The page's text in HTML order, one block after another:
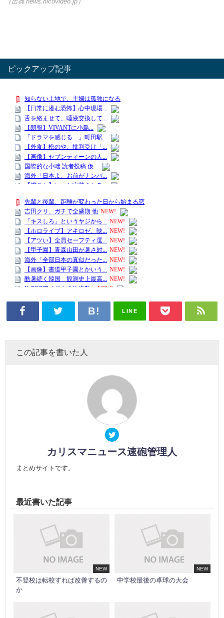
（出典 news.nicovideo.jp）
ピックアップ記事
LINE
この記事を書いた人
カリスマニュース速砲管理人
まとめサイトです。
最近書いた記事
NEW
不登校は転校すれば改善するの
か
NEW
中学校最後の卓球の大会